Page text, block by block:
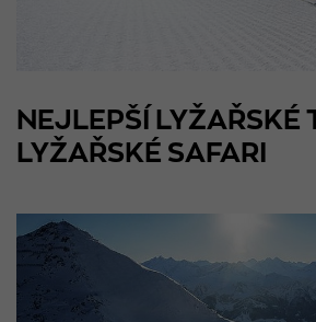
NEJLEPŠÍ LYŽAŘSKÉ
LYŽAŘSKÉ SAFARI